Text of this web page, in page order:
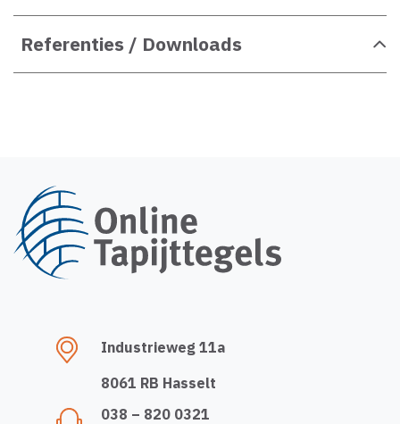
Referenties / Downloads
Industrieweg 11a
8061 RB Hasselt
038 – 820 0321